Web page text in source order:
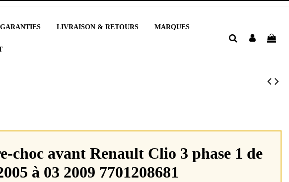
LIVRAISON & RETOURS MARQUES
choc avant Renault Clio 3 phase 1 de
à 03 2009 7701208681